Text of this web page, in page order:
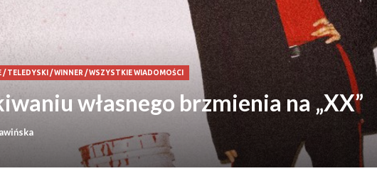
/ TELEDYSKI /WINNER/WSZYSTKIE WIADOMOŚCI
własnego brzmienia na „XX”